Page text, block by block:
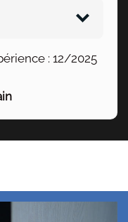
: 12/2025